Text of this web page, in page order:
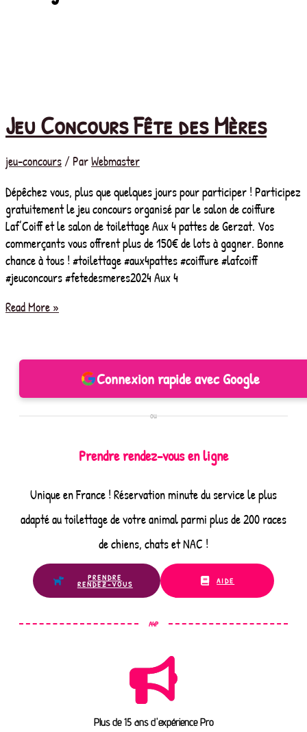
Jeu Concours Fête des Mères
jeu-concours/ ParWebmaster
Dépêchez vous, plus que quelques jours pour participer ! Participez
gratuitement le jeu concours organisé par le salon de coiffure
Laf’Coiff et le salon de toilettage Aux 4 pattes de Gerzat. Vos
commerçants vous offrent plus de 150€ de lots à gagner. Bonne
chance à tous ! #toilettage #aux4pattes #coiffure #lafcoiff
#jeuconcours #fetedesmeres2024 Aux 4
Jeu
Read More »
Connexion rapide avec Google
ou
Prendre rendez-vous en ligne
Unique en France ! Réservation minute du service le plus
adapté au toilettage de votre animal parmi plus de 200 races
de chiens, chats et NAC !
PRENDRE
RENDEZ-VOUS AIDE
A4P
Plus de 15 ans d'expérience Pro